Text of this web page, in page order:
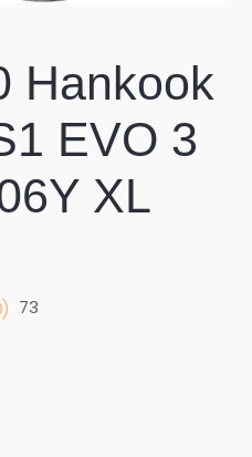
Hankook
EVO 3
XL
73